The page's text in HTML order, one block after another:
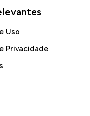
Uso
Privacidade